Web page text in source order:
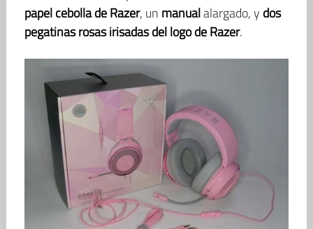
papel cebolla de Razer, un manualalargado, y dos
pegatinas rosas irisadas del logo de Razer.